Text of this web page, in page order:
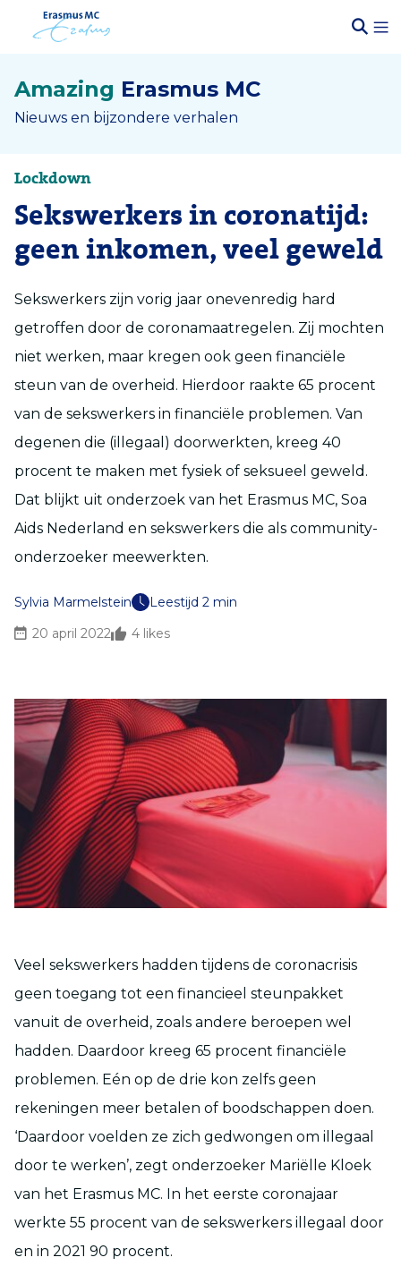
Amazing Erasmus MC
Nieuws en bijzondere verhalen
Lockdown
Sekswerkers in coronatijd:
geen inkomen, veel geweld
Sekswerkers zijn vorig jaar onevenredig hard
getroffen door de coronamaatregelen. Zij mochten
niet werken, maar kregen ook geen financiële
steun van de overheid. Hierdoor raakte 65 procent
van de sekswerkers in financiële problemen. Van
degenen die (illegaal) doorwerkten, kreeg 40
procent te maken met fysiek of seksueel geweld.
Dat blijkt uit onderzoek van het Erasmus MC, Soa
Aids Nederland en sekswerkers die als community-
onderzoeker meewerkten.
Sylvia Marmelstein
Leestijd 2 min
20 april 2022
4 likes
Veel sekswerkers hadden tijdens de coronacrisis
geen toegang tot een financieel steunpakket
vanuit de overheid, zoals andere beroepen wel
hadden. Daardoor kreeg 65 procent financiële
problemen. Eén op de drie kon zelfs geen
rekeningen meer betalen of boodschappen doen.
‘Daardoor voelden ze zich gedwongen om illegaal
door te werken’, zegt onderzoeker Mariëlle Kloek
van het Erasmus MC. In het eerste coronajaar
werkte 55 procent van de sekswerkers illegaal door
en in 2021 90 procent.